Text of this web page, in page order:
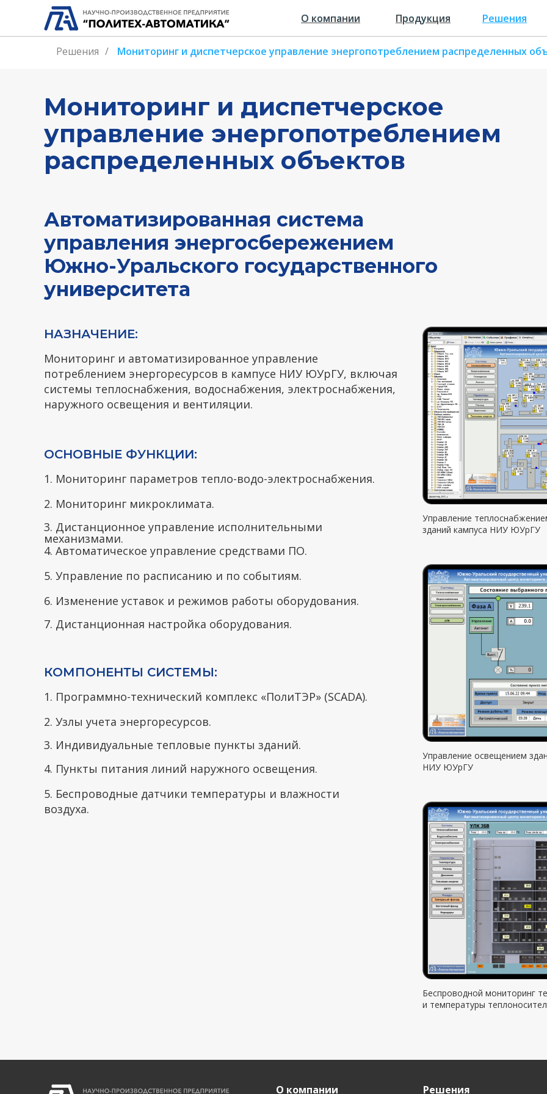
О компании Продукция Решения
О компании Продукция
Решения / Мониторинг и диспетчерское управление энергопотреблением распределенных
Мониторинг и автоматизированное управление
потреблением энергоресурсов в кампусе НИУ ЮУрГУ, включая
системы теплоснабжения, водоснабжения, электроснабжения,
наружного освещения и вентиляции.
НАЗНАЧЕНИЕ:
3. Индивидуальные тепловые пункты зданий.
4. Пункты питания линий наружного освещения.
7. Дистанционная настройка оборудования.
3. Дистанционное управление исполнительными
механизмами.
4. Автоматическое управление средствами ПО.
5. Беспроводные датчики температуры и влажности
воздуха.
5. Управление по расписанию и по событиям.
1. Мониторинг параметров тепло-водо-электроснабжения.
6. Изменение уставок и режимов работы оборудования.
1. Программно-технический комплекс «ПолиТЭР» (SCADA).
2. Мониторинг микроклимата.
ОСНОВНЫЕ ФУНКЦИИ:
2. Узлы учета энергоресурсов.
КОМПОНЕНТЫ СИСТЕМЫ:
Управление освещением
НИУ ЮУрГУ
Управление
зданий кампуса НИУ ЮУрГУ
Беспроводной мониторинг
и температуры
Мониторинг и диспетчерское
управление энергопотреблением
распределенных объектов
Автоматизированная система
управления энергосбережением
Южно-Уральского государственного
университета
О компании Решения